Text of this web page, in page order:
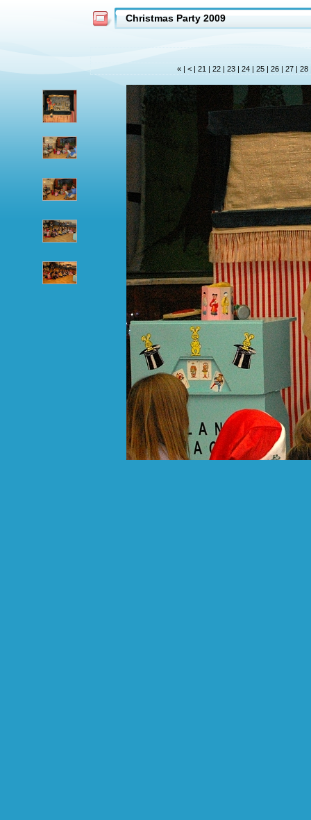
Christmas Party 2009
« | < | 21 | 22 | 23 | 24 | 25 | 26 | 27 | 28